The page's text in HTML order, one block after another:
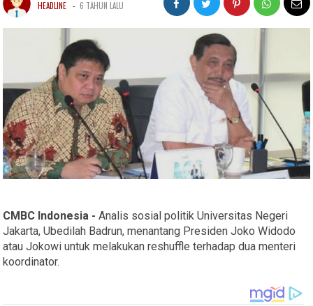
HEADLINE - 6 TAHUN LALU
CMBC Indonesia -Analis sosial politik Universitas Negeri
Jakarta, Ubedilah Badrun, menantang Presiden Joko Widodo
atau Jokowi untuk melakukan reshuffle terhadap dua menteri
koordinator.